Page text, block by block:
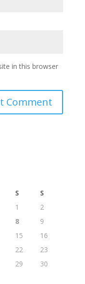
in this browser
S
S
1
2
8
9
15
16
22
23
29
30